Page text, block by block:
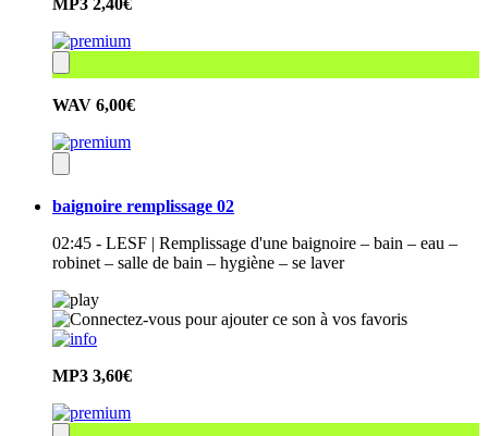
MP3 2,40€
WAV 6,00€
baignoire remplissage 02
02:45 - LESF | Remplissage d'une baignoire – bain – eau –
robinet – salle de bain – hygiène – se laver
MP3 3,60€